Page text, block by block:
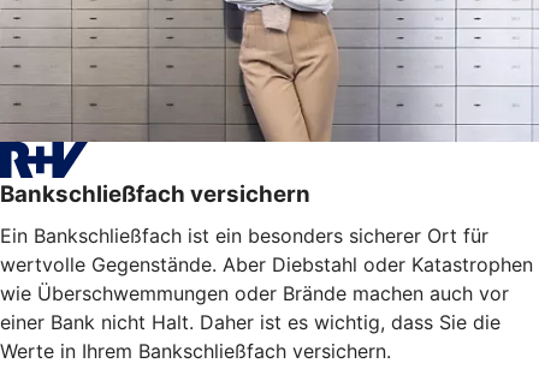
Bankschließfach versichern
Ein Bankschließfach ist ein besonders sicherer Ort für
wertvolle Gegenstände. Aber Diebstahl oder Katastrophen
wie Überschwemmungen oder Brände machen auch vor
einer Bank nicht Halt. Daher ist es wichtig, dass Sie die
Werte in Ihrem Bankschließfach versichern.